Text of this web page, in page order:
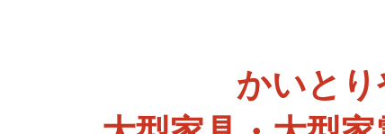
かいとり